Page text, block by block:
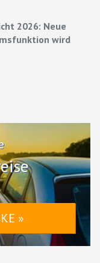
2026: Neue
wird
»